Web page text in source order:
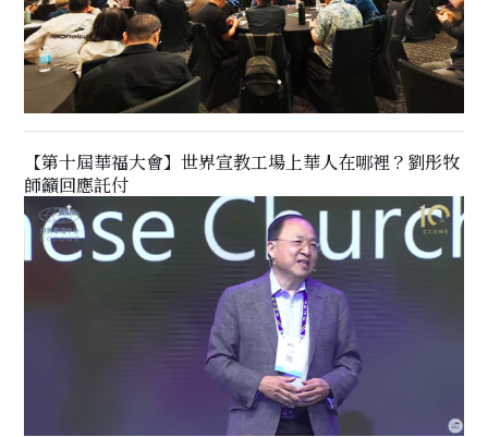
【第十屆華福大會】世界宣教工場上華人在哪裡？劉彤牧
師籲回應託付